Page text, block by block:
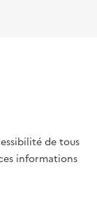
de tous
informations